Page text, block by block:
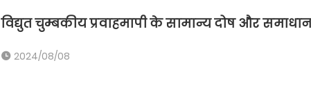
विद्युत चुम्बकीय प्रवाहमापी के सामान्य दोष और समाधान
2024/08/08